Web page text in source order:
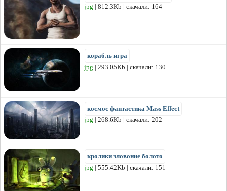
jpg | 812.3Kb | скачали: 164
корабль игра
jpg | 293.05Kb | скачали: 130
космос фантастика Mass Effect
jpg | 268.6Kb | скачали: 202
кролики зловоние болото
jpg | 555.42Kb | скачали: 151